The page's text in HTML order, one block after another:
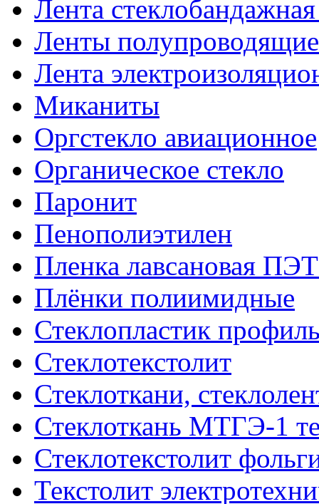
Лента
Ленты
Лента
Миканиты
Оргстекло авиационное
Органическое стекло
Паронит
Пенополиэтилен
Пленка лавсановая
Плёнки полиимидные
Стеклопластик
Стеклотекстолит
Стеклоткани,
Стеклоткань МТГЭ-1
Стеклотекстолит
Текстолит